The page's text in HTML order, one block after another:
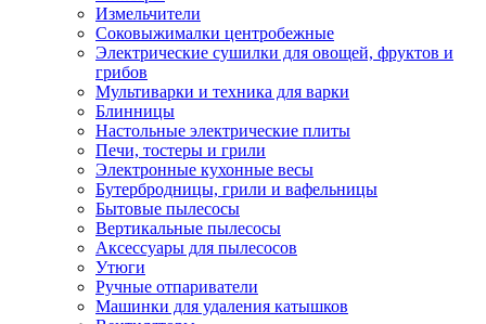
Измельчители
Соковыжималки центробежные
Электрические сушилки для овощей, фруктов и
грибов
Мультиварки и техника для варки
Блинницы
Настольные электрические плиты
Печи, тостеры и грили
Электронные кухонные весы
Бутербродницы, грили и вафельницы
Бытовые пылесосы
Вертикальные пылесосы
Аксессуары для пылесосов
Утюги
Ручные отпариватели
Машинки для удаления катышков